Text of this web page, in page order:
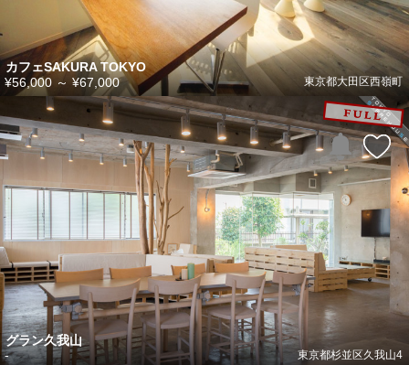
カフェSAKURA TOKYO
東京都大田区西嶺町
¥56,000 ～ ¥67,000
グラン久我山
東京都杉並区久我山4
-